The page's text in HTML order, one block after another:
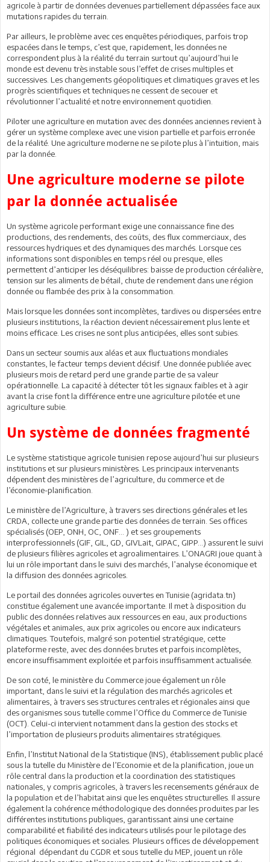
agricole à partir de données devenues partiellement dépassées face aux
mutations rapides du terrain.
Par ailleurs, le problème avec ces enquêtes périodiques, parfois trop
espacées dans le temps, c’est que, rapidement, les données ne
correspondent plus à la réalité du terrain surtout qu’aujourd’hui le
monde est devenu très instable sous l’effet de crises multiples et
successives. Les changements géopolitiques et climatiques graves et les
progrès scientifiques et techniques ne cessent de secouer et
révolutionner l’actualité et notre environnement quotidien.
Piloter une agriculture en mutation avec des données anciennes revient à
gérer un système complexe avec une vision partielle et parfois erronée
de la réalité. Une agriculture moderne ne se pilote plus à l’intuition, mais
par la donnée.
Une agriculture moderne se pilote
par la donnée actualisée
Un système agricole performant exige une connaissance fine des
productions, des rendements, des coûts, des flux commerciaux, des
ressources hydriques et des dynamiques des marchés. Lorsque ces
informations sont disponibles en temps réel ou presque, elles
permettent d’anticiper les déséquilibres: baisse de production céréalière,
tension sur les aliments de bétail, chute de rendement dans une région
donnée ou flambée des prix à la consommation.
Mais lorsque les données sont incomplètes, tardives ou dispersées entre
plusieurs institutions, la réaction devient nécessairement plus lente et
moins efficace. Les crises ne sont plus anticipées, elles sont subies.
Dans un secteur soumis aux aléas et aux fluctuations mondiales
constantes, le facteur temps devient décisif. Une donnée publiée avec
plusieurs mois de retard perd une grande partie de sa valeur
opérationnelle. La capacité à détecter tôt les signaux faibles et à agir
avant la crise font la différence entre une agriculture pilotée et une
agriculture subie.
Un système de données fragmenté
Le système statistique agricole tunisien repose aujourd’hui sur plusieurs
institutions et sur plusieurs ministères. Les principaux intervenants
dépendent des ministères de l’agriculture, du commerce et de
l’économie-planification.
Le ministère de l’Agriculture, à travers ses directions générales et les
CRDA, collecte une grande partie des données de terrain. Ses offices
spécialisés (OEP, ONH, OC, ONF… ) et ses groupements
interprofessionnels (GIF, GIL, GD, GIVLait, GIPAC, GIPP…) assurent le suivi
de plusieurs filières agricoles et agroalimentaires. L’ONAGRI joue quant à
lui un rôle important dans le suivi des marchés, l’analyse économique et
la diffusion des données agricoles.
Le portail des données agricoles ouvertes en Tunisie (agridata.tn)
constitue également une avancée importante. Il met à disposition du
public des données relatives aux ressources en eau, aux productions
végétales et animales, aux prix agricoles ou encore aux indicateurs
climatiques. Toutefois, malgré son potentiel stratégique, cette
plateforme reste, avec des données brutes et parfois incomplètes,
encore insuffisamment exploitée et parfois insuffisamment actualisée.
De son coté, le ministère du Commerce joue également un rôle
important, dans le suivi et la régulation des marchés agricoles et
alimentaires, à travers ses structures centrales et régionales ainsi que
des organismes sous tutelle comme l’Office du Commerce de Tunisie
(OCT). Celui-ci intervient notamment dans la gestion des stocks et
l’importation de plusieurs produits alimentaires stratégiques.
Enfin, l’Institut National de la Statistique (INS), établissement public placé
sous la tutelle du Ministère de l’Economie et de la planification, joue un
rôle central dans la production et la coordination des statistiques
nationales, y compris agricoles, à travers les recensements généraux de
la population et de l’habitat ainsi que les enquêtes structurelles. Il assure
également la cohérence méthodologique des données produites par les
différentes institutions publiques, garantissant ainsi une certaine
comparabilité et fiabilité des indicateurs utilisés pour le pilotage des
politiques économiques et sociales. Plusieurs offices de développement
régional dépendant du CGDR et sous tutelle du MEP, jouent un rôle